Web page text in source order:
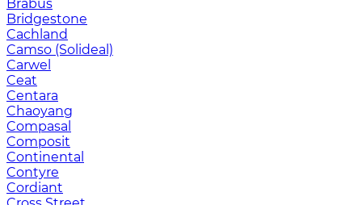
Brabus
Bridgestone
Cachland
Camso (Solideal)
Carwel
Ceat
Centara
Chaoyang
Compasal
Composit
Continental
Contyre
Cordiant